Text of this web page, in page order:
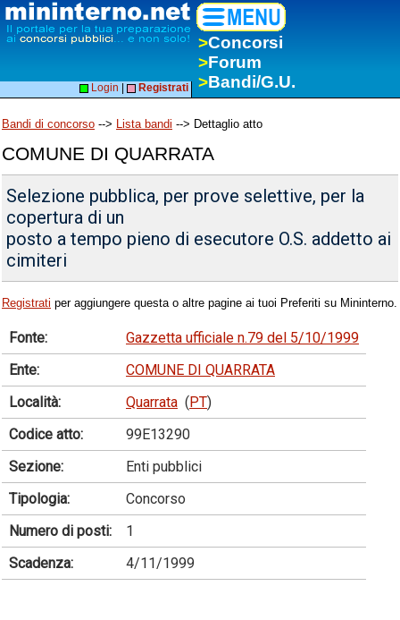
>Concorsi
>Forum
>Bandi/G.U.
Login Registrati
Bandi di concorso --> Lista bandi --> Dettaglio atto
COMUNE DI QUARRATA
Selezione pubblica, per prove selettive, per la
copertura di un
posto a tempo pieno di esecutore O.S. addetto ai
cimiteri
Registrati per aggiungere questa o altre pagine ai tuoi Preferiti su Mininterno.
Fonte:
Gazzetta ufficiale n.79 del 5/10/1999
Ente:
COMUNE DI QUARRATA
Località:
Quarrata (PT)
Codice atto:
99E13290
Sezione:
Enti pubblici
Tipologia:
Concorso
Numero di posti:
1
Scadenza:
4/11/1999